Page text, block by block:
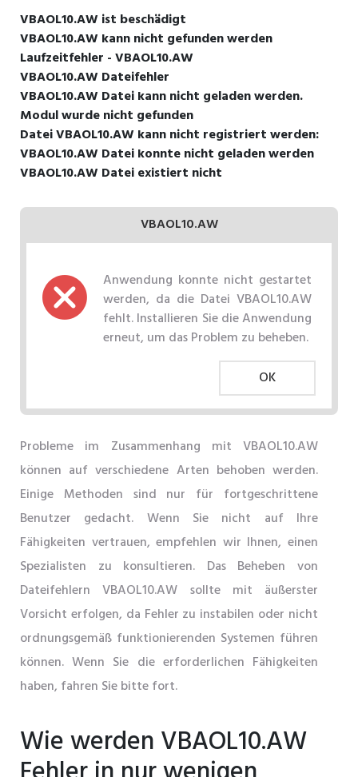
VBAOL10.AW ist beschädigt
VBAOL10.AW kann nicht gefunden werden
Laufzeitfehler - VBAOL10.AW
VBAOL10.AW Dateifehler
VBAOL10.AW Datei kann nicht geladen werden.
Modul wurde nicht gefunden
Datei VBAOL10.AW kann nicht registriert werden:
VBAOL10.AW Datei konnte nicht geladen werden
VBAOL10.AW Datei existiert nicht
VBAOL10.AW
Anwendung konnte nicht gestartet
werden, da die Datei VBAOL10.AW
fehlt. Installieren Sie die Anwendung
erneut, um das Problem zu beheben.
OK
Probleme im Zusammenhang mit VBAOL10.AW
können auf verschiedene Arten behoben werden.
Einige Methoden sind nur für fortgeschrittene
Benutzer gedacht. Wenn Sie nicht auf Ihre
Fähigkeiten vertrauen, empfehlen wir Ihnen, einen
Spezialisten zu konsultieren. Das Beheben von
Dateifehlern VBAOL10.AW sollte mit äußerster
Vorsicht erfolgen, da Fehler zu instabilen oder nicht
ordnungsgemäß funktionierenden Systemen führen
können. Wenn Sie die erforderlichen Fähigkeiten
haben, fahren Sie bitte fort.
Wie werden VBAOL10.AW